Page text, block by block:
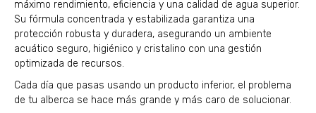
máximo rendimiento, eficiencia y una calidad de agua superior.
Su fórmula concentrada y estabilizada garantiza una
protección robusta y duradera, asegurando un ambiente
acuático seguro, higiénico y cristalino con una gestión
optimizada de recursos.
Cada día que pasas usando un producto inferior, el problema
de tu alberca se hace más grande y más caro de solucionar.